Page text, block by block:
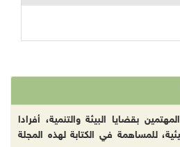
بقضايا البيئة والتنمية، أفرادا
للمساهمة في الكتابة لهذه المجلة